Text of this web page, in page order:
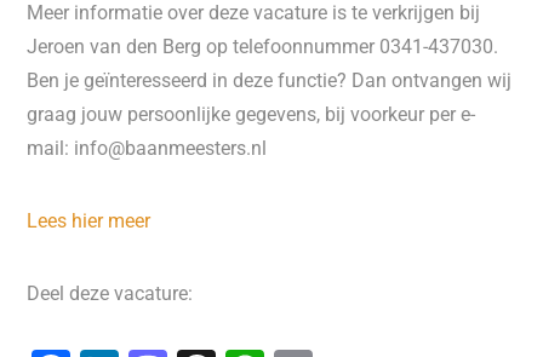
Meer informatie over deze vacature is te verkrijgen bij
Jeroen van den Berg op telefoonnummer 0341-437030.
Ben je geïnteresseerd in deze functie? Dan ontvangen wij
graag jouw persoonlijke gegevens, bij voorkeur per e-
mail: info@baanmeesters.nl
Lees hier meer
Deel deze vacature: